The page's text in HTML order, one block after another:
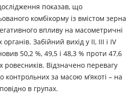
показав, що
комбікорму із вмістом зерна
впливу на масометричні
Забійний вихід у ІІ, ІІІ і ІV
50,2 %, 49,5 і 48,3 % проти 47,6
ровесників. Відзначено перевагу
контрольних за масою м’якоті – на
в групах.